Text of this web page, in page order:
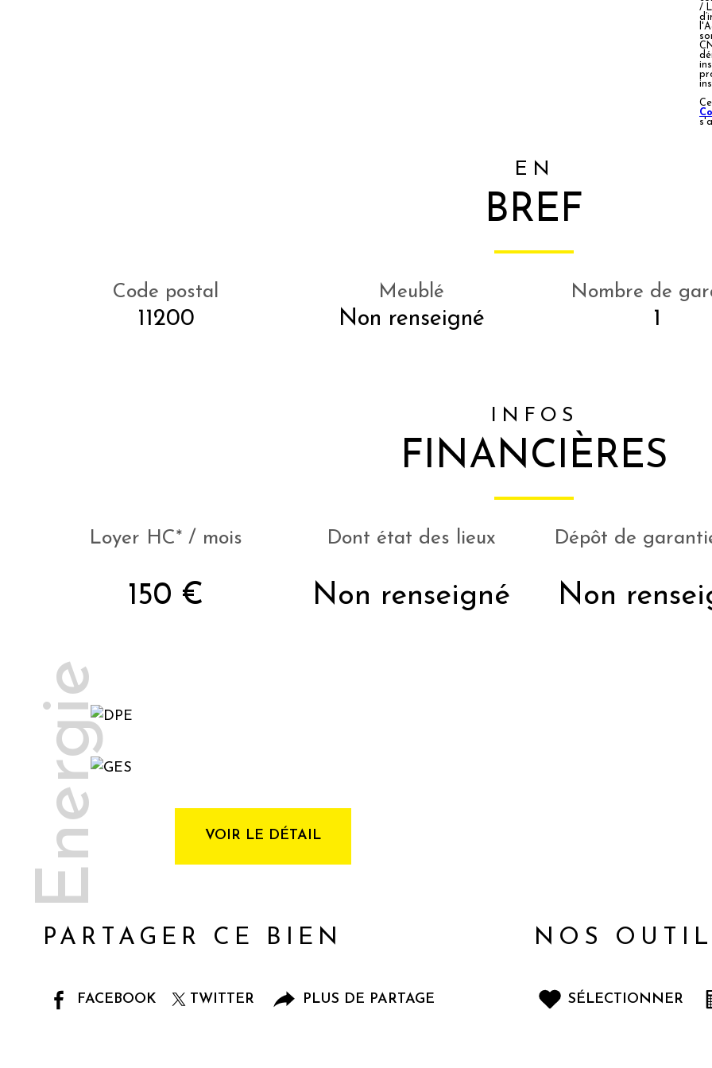
/
EN
BREF
Code postal
11200
Meublé
Non renseigné
Nombre de
1
INFOS
FINANCIÈRES
Loyer HC* / mois
150 €
Dont état des lieux
Non renseigné
Dépôt de
Non
Energie VOIR LE DÉTAIL
PARTAGER CE BIEN
FACEBOOK TWITTER PLUS DE PARTAGE
NOS
SÉLECTIONNER